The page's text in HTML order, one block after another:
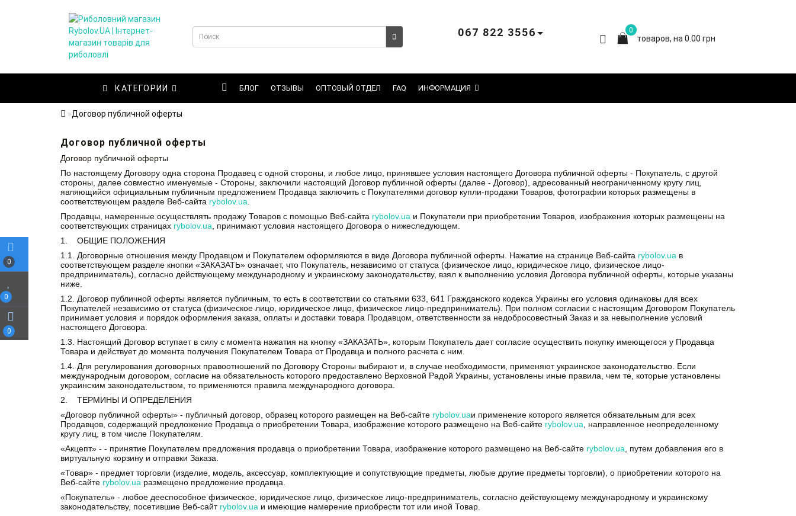
0
0
0
0
товаров, на 0.00 грн
067 822 3556
КАТЕГОРИИ БЛОГ ОТЗЫВЫ ОПТОВЫЙ ОТДЕЛ FAQ ИНФОРМАЦИЯ
Договор публичной оферты
Договор публичной оферты
Договор публичной оферты
По настоящему Договору одна сторона Продавец с одной стороны, и любое лицо, принявшее условия настоящего Договора публичной оферты - Покупатель, с другой
стороны, далее совместно именуемые - Стороны, заключили настоящий Договор публичной оферты (далее - Договор), адресованный неограниченному кругу лиц,
являющийся официальным публичным предложением Продавца заключить с Покупателями договор купли-продажи Товаров, фотографии которых размещены в
соответствующем разделе Веб-сайта rybolov.ua
Продавцы, намеренные осуществлять продажу Товаров с помощью Веб-сайта rybolov.ua и Покупатели при приобретении Товаров, изображения которых размещены на
соответствующих страницах rybolov.ua , принимают условия настоящего Договора о нижеследующем.
1. ОБЩИЕ ПОЛОЖЕНИЯ
1.1. Договорные отношения между Продавцом и Покупателем оформляются в виде Договора публичной оферты. Нажатие на странице Веб-сайта rybolov.ua в
соответствующем разделе кнопки «ЗАКАЗАТЬ» означает, что Покупатель, независимо от статуса (физическое лицо, юридическое лицо, физическое лицо-
предприниматель), согласно действующему международному и украинскому законодательству, взял к выполнению условия Договора публичной оферты, которые указаны
ниже.
1.2. Договор публичной оферты является публичным, то есть в соответствии со статьями 633, 641 Гражданского кодекса Украины его условия одинаковы для всех
Покупателей независимо от статуса (физическое лицо, юридическое лицо, физическое лицо-предприниматель). При полном согласии с настоящим Договором Покупатель
принимает условия и порядок оформления заказа, оплаты и доставки товара Продавцом, ответственности за недобросовестный Заказ и за невыполнение условий
настоящего Договора.
1.3. Настоящий Договор вступает в силу с момента нажатия на кнопку «ЗАКАЗАТЬ», которым Покупатель дает согласие осуществить покупку имеющегося у Продавца
Товара и действует до момента получения Покупателем Товара от Продавца и полного расчета с ним.
1.4. Для регулирования договорных правоотношений по Договору Стороны выбирают и, в случае необходимости, применяют украинское законодательство. Если
международным договором, согласие на обязательность которого предоставлено Верховной Радой Украины, установлены иные правила, чем те, которые установлены
украинским законодательством, то применяются правила международного договора.
2. ТЕРМИНЫ И ОПРЕДЕЛЕНИЯ
«Договор публичной оферты» - публичный договор, образец которого размещен на Веб-сайте rybolov.uaи применение которого является обязательным для всех
Продавцов, содержащий предложение Продавца о приобретении Товара, изображение которого размещено на Веб-сайте rybolov.ua , направленное неопределенному
кругу лиц, в том числе Покупателям.
«Акцепт» - - принятие Покупателем предложения продавца о приобретении Товара, изображение которого размещено на Веб-сайте rybolov.ua , путем добавления его в
виртуальную корзину и отправки Заказа.
«Товар» - предмет торговли (изделие, модель, аксессуар, комплектующие и сопутствующие предметы, любые другие предметы торговли), о приобретении которого на
Веб-сайте rybolov.ua размещено предложение продавца.
«Покупатель» - любое дееспособное физическое, юридическое лицо, физическое лицо-предприниматель, согласно действующему международному и украинскому
законодательству, посетившие Веб-сайт rybolov.ua и имеющие намерение приобрести тот или иной Товар.